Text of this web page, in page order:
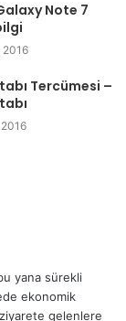
Note 7
2016
Tercümesi –
yana sürekli
ekonomik
gelenlere